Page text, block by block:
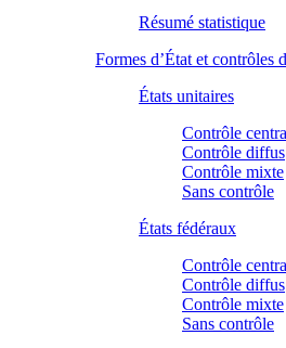
Résumé statistique
Formes d’État et contrôles
États unitaires
Contrôle
Contrôle diffus
Contrôle mixte
Sans contrôle
États fédéraux
Contrôle
Contrôle diffus
Contrôle mixte
Sans contrôle